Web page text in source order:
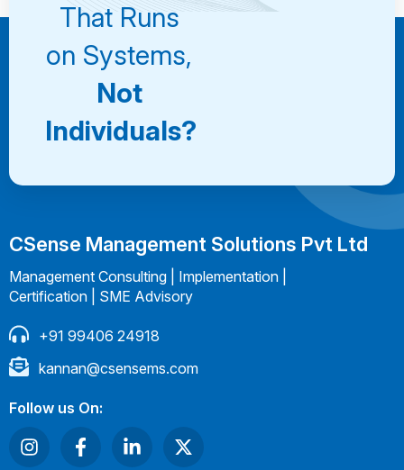
That Runs
on Systems,
Not
Individuals?
CSense Management Solutions Pvt Ltd
Management Consulting | Implementation |
Certification | SME Advisory
+91 99406 24918
kannan@csensems.com
Follow us On: